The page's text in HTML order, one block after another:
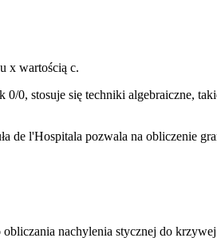
x wartością c.
stosuje się techniki algebraiczne,
l'Hospitala pozwala na obliczenie
nachylenia stycznej do